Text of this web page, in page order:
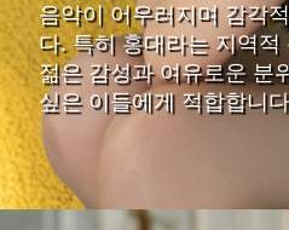
음악이 어우러지며 감각
다. 특히 홍대라는 지역
젊은 감성과 여유로운 분
싶은 이들에게 적합합니